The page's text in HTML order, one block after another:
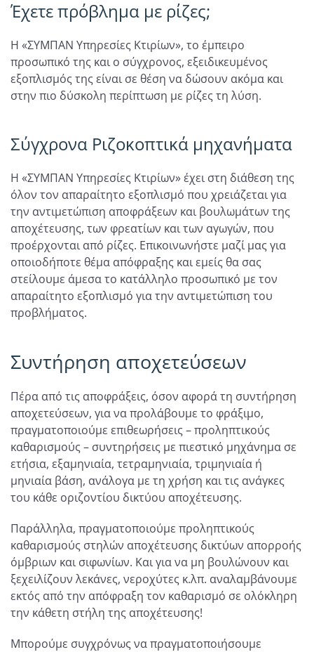
Έχετε πρόβλημα με ρίζες;
Η «ΣΥΜΠΑΝ Υπηρεσίες Κτιρίων», το έμπειρο
προσωπικό της και ο σύγχρονος, εξειδικευμένος
εξοπλισμός της είναι σε θέση να δώσουν ακόμα και
στην πιο δύσκολη περίπτωση με ρίζες τη λύση.
Σύγχρονα Ριζοκοπτικά μηχανήματα
Η «ΣΥΜΠΑΝ Υπηρεσίες Κτιρίων» έχει στη διάθεση της
όλον τον απαραίτητο εξοπλισμό που χρειάζεται για
την αντιμετώπιση αποφράξεων και βουλωμάτων της
αποχέτευσης, των φρεατίων και των αγωγών, που
προέρχονται από ρίζες. Επικοινωνήστε μαζί μας για
οποιοδήποτε θέμα απόφραξης και εμείς θα σας
στείλουμε άμεσα το κατάλληλο προσωπικό με τον
απαραίτητο εξοπλισμό για την αντιμετώπιση του
προβλήματος.
Συντήρηση αποχετεύσεων
Πέρα από τις αποφράξεις, όσον αφορά τη συντήρηση
αποχετεύσεων, για να προλάβουμε το φράξιμο,
πραγματοποιούμε επιθεωρήσεις – προληπτικούς
καθαρισμούς – συντηρήσεις με πιεστικό μηχάνημα σε
ετήσια, εξαμηνιαία, τετραμηνιαία, τριμηνιαία ή
μηνιαία βάση, ανάλογα με τη χρήση και τις ανάγκες
του κάθε οριζοντίου δικτύου αποχέτευσης.
Παράλληλα, πραγματοποιούμε προληπτικούς
καθαρισμούς στηλών αποχέτευσης δικτύων απορροής
όμβριων και σιφωνίων. Και για να μη βουλώνουν και
ξεχειλίζουν λεκάνες, νεροχύτες κ.λπ. αναλαμβάνουμε
εκτός από την απόφραξη τον καθαρισμό σε ολόκληρη
την κάθετη στήλη της αποχέτευσης!
Μπορούμε συγχρόνως να πραγματοποιήσουμε